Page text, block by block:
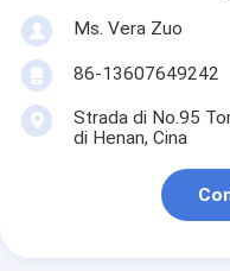
Ms. Vera Zuo
86-13607649242
Strada di No.95
di Henan, Cina